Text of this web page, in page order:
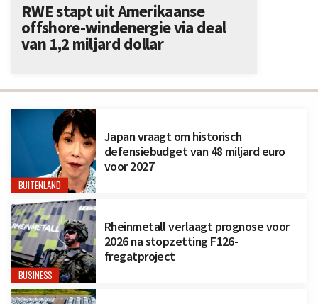
BUITENLAND
Japan vraagt om historisch
defensiebudget van 48 miljard euro
voor 2027
BUSINESS
Rheinmetall verlaagt prognose voor
2026 na stopzetting F126-
fregatproject
RWE stapt uit Amerikaanse
offshore-windenergie via deal
van 1,2 miljard dollar